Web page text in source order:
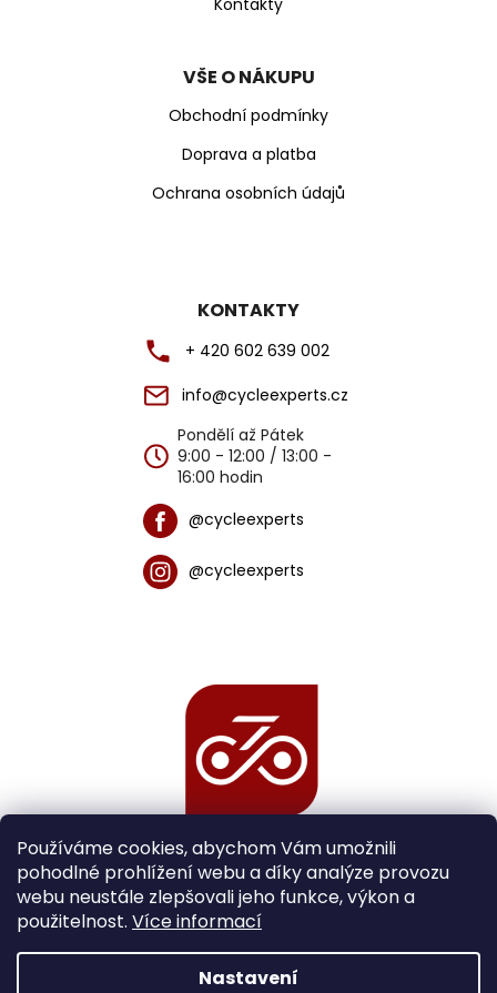
Používáme cookies, abychom Vám umožnili
pohodlné prohlížení webu a díky analýze provozu
webu neustále zlepšovali jeho funkce, výkon a
použitelnost. Více informací
Nastavení
s
Kontakty
VŠE O NÁKUPU
Obchodní podmínky
Doprava a platba
Ochrana osobních údajů
KONTAKTY
+ 420 602 639 002
info@cycleexperts.cz
Pondělí až Pátek
9:00 - 12:00 / 13:00 -
16:00 hodin
@cycleexperts
@cycleexperts